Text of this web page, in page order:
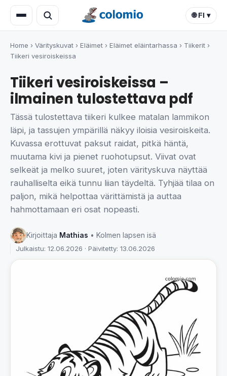
🌐 FI ▾
Home › Värityskuvat › Eläimet › Eläimet eläintarhassa › Tiikerit ›
Tiikeri vesiroiskeissa
Tiikeri vesiroiskeissa –
ilmainen tulostettava pdf
Tässä tulostettava tiikeri kulkee matalan lammikon
läpi, ja tassujen ympärillä näkyy iloisia vesiroiskeita.
Kuvassa erottuvat paksut raidat, pitkä häntä,
muutama kivi ja pienet ruohotupsut. Viivat ovat
selkeät ja melko suuret, joten värityskuva näyttää
rauhalliselta eikä tunnu liian täydeltä. Tyhjää tilaa on
paljon, mikä helpottaa värittämistä ja auttaa
hahmottamaan eri osat nopeasti.
Kirjoittaja Mathias • Kolmen lapsen isä
Julkaistu: 12.06.2026 · Päivitetty: 13.06.2026